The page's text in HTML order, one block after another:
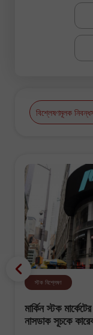
বিশ্লেষণমূলক
স্টক বিশ্লেষণ
মার্কিন স্টক
নাসডাক সূচকে